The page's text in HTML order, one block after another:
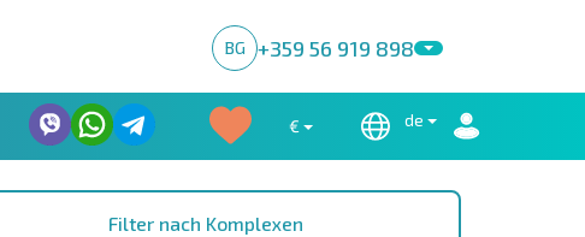
BG +359 56 919 898
€ de
Filter nach Komplexen